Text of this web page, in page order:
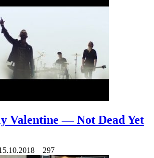
Valentine — Not Dead Yet
297